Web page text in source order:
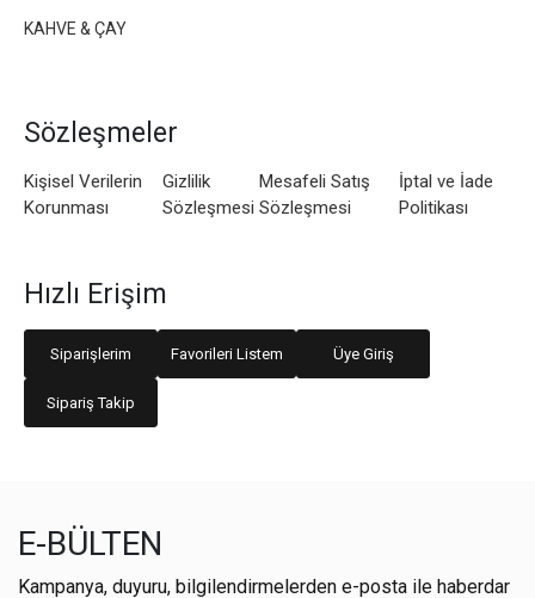
KAHVE & ÇAY
Sözleşmeler
Kişisel Verilerin
Korunması
Gizlilik
Sözleşmesi
Mesafeli Satış
Sözleşmesi
İptal ve İade
Politikası
Hızlı Erişim
Siparişlerim Favorileri Listem Üye Giriş
Sipariş Takip
E-BÜLTEN
Kampanya, duyuru, bilgilendirmelerden e-posta ile haberdar